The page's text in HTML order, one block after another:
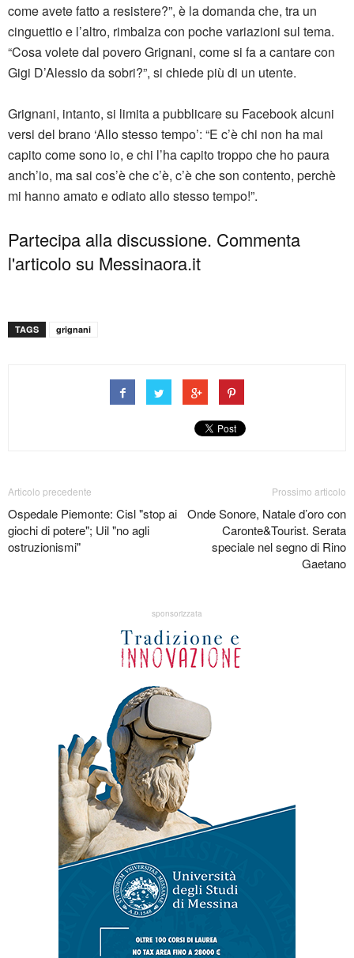
come avete fatto a resistere?”, è la domanda che, tra un
cinguettio e l’altro, rimbalza con poche variazioni sul tema.
“Cosa volete dal povero Grignani, come si fa a cantare con
Gigi D’Alessio da sobri?”, si chiede più di un utente.
Grignani, intanto, si limita a pubblicare su Facebook alcuni
versi del brano ‘Allo stesso tempo’: “E c’è chi non ha mai
capito come sono io, e chi l’ha capito troppo che ho paura
anch’io, ma sai cos’è che c’è, c’è che son contento, perchè
mi hanno amato e odiato allo stesso tempo!”.
Partecipa alla discussione. Commenta
l'articolo su Messinaora.it
TAGS grignani
Articolo precedente
Ospedale Piemonte: Cisl "stop ai
giochi di potere"; Uil "no agli
ostruzionismi"
Prossimo articolo
Onde Sonore, Natale d’oro con
Caronte&Tourist. Serata
speciale nel segno di Rino
Gaetano
sponsorizzata